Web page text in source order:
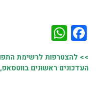
Facebook
>> להצטרפות לרשימת
העדכונים ראשונים